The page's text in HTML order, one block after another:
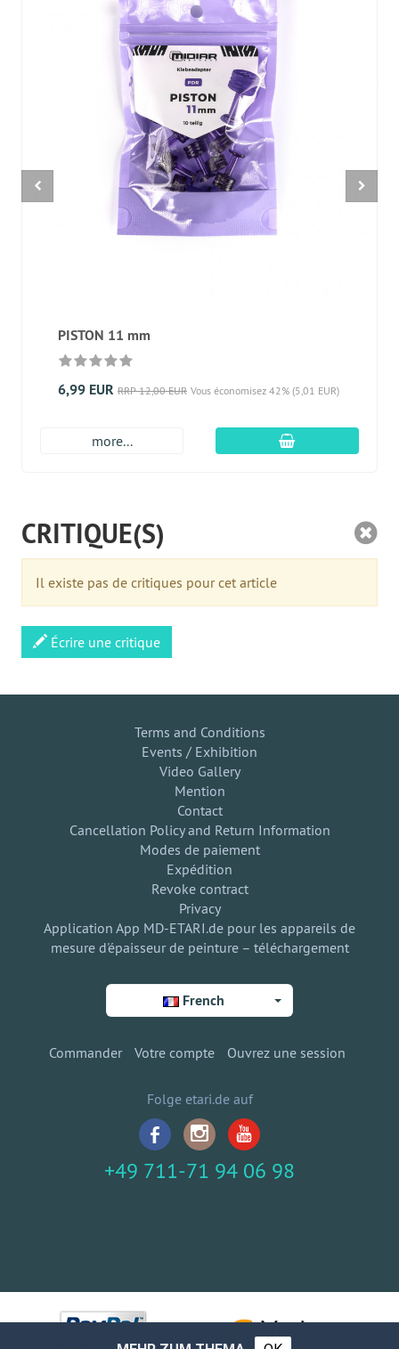
PISTON 11 mm
6,99 EUR RRP 12,00 EUR Vous économisez 42% (5,01 EUR)
more... Ajouter au panier
CRITIQUE(S)
Il existe pas de critiques pour cet article
Écrire une critique
Terms and Conditions
Events / Exhibition
Video Gallery
Mention
Contact
Cancellation Policy and Return Information
Modes de paiement
Expédition
Revoke contract
Privacy
Application App MD-ETARI.de pour les appareils de
mesure d'épaisseur de peinture – téléchargement
French
Commander Votre compte Ouvrez une session
Folge etari.de auf
+49 711-71 94 06 98